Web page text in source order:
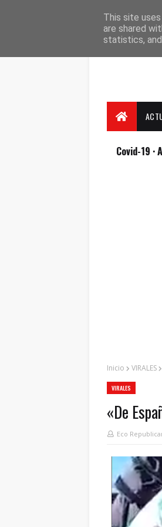
Covid-19 ·
Inicio VIRALES
VIRALES
«De
Eco
This site
are shared
statistics,